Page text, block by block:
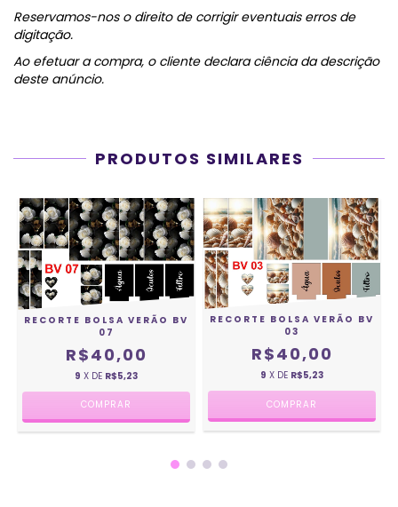
Reservamos-nos o direito de corrigir eventuais erros de
digitação.
Ao efetuar a compra, o cliente declara ciência da descrição
deste anúncio.
PRODUTOS SIMILARES
RECORTE BOLSA VERÃO BV
07
R$40,00
9 X DE R$5,23
RECORTE BOLSA VERÃO BV
03
R$40,00
9 X DE R$5,23